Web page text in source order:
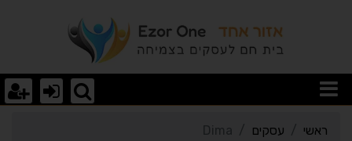
פרטי כרטיס העסק Dima
ראשי עסקים Dima